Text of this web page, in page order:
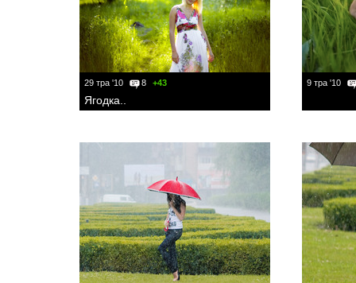
29 тра '10 8 +43
Ягодка..
9 тра '10